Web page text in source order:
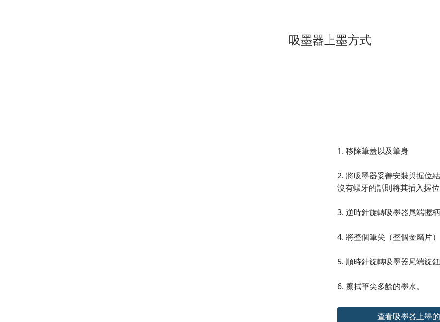
吸墨器上墨方式
1. 移除筆蓋以及筆身
2. 將吸墨器妥善安裝與握位
沒有螺牙的話則將其插入握
3. 逆時針旋轉吸墨器尾端握
4. 將整個筆尖（整個金屬片
5. 順時針旋轉吸墨器尾端旋
6. 擦拭筆尖多餘的墨水。
查看吸墨器上墨